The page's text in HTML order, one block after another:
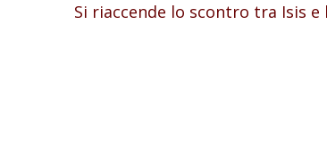
Si riaccende lo scontro tra Isis